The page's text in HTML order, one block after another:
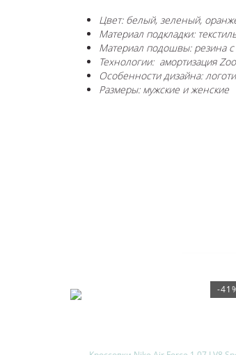
Цвет: белый, зеленый,
Материал подкладки:
Материал подошвы: резина
Технологии: амортизация
Особенности дизайна:
Размеры: мужские и женские
-